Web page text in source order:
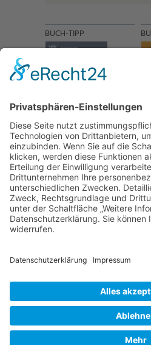
BUCH-TIPP
NACH
Alle Rechte vorbehalten:
Verlag für
Kontakt AGB